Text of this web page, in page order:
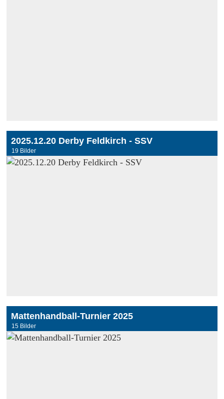
2025.12.20 Derby Feldkirch - SSV
19 Bilder
Mattenhandball-Turnier 2025
15 Bilder